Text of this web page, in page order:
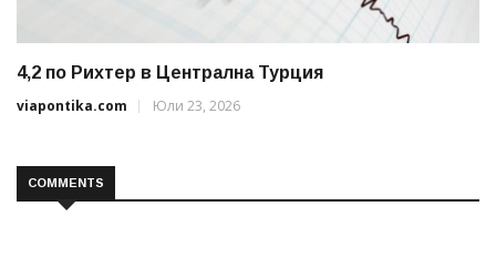
4,2 по Рихтер в Централна Турция
viapontika.com
Юли 23, 2026
COMMENTS